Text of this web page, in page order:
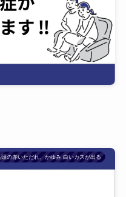
頭の赤いただれ、かゆみ 白いカスが出る